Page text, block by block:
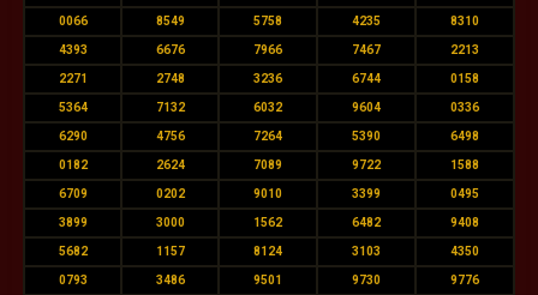
0066 8549 5758 4235 8310
4393 6676 7966 7467 2213
2271 2748 3236 6744 0158
5364 7132 6032 9604 0336
6290 4756 7264 5390 6498
0182 2624 7089 9722 1588
6709 0202 9010 3399 0495
3899 3000 1562 6482 9408
5682 1157 8124 3103 4350
0793 3486 9501 9730 9776